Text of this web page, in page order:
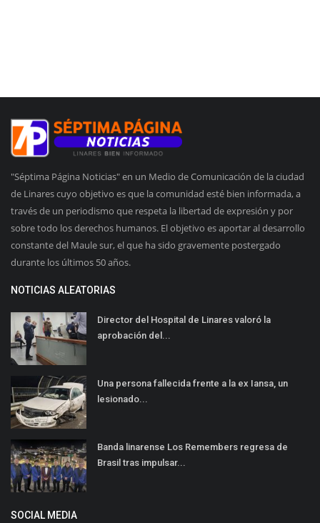
"Séptima Página Noticias" en un Medio de Comunicación de la ciudad
de Linares cuyo objetivo es que la comunidad esté bien informada, a
través de un periodismo que respeta la libertad de expresión y por
sobre todo los derechos humanos. El objetivo es aportar al desarrollo
constante del Maule sur, el que ha sido gravemente postergado
durante los últimos 50 años.
NOTICIAS ALEATORIAS
Director del Hospital de Linares valoró la
aprobación del...
Una persona fallecida frente a la ex Iansa, un
lesionado...
Banda linarense Los Remembers regresa de
Brasil tras impulsar...
SOCIAL MEDIA